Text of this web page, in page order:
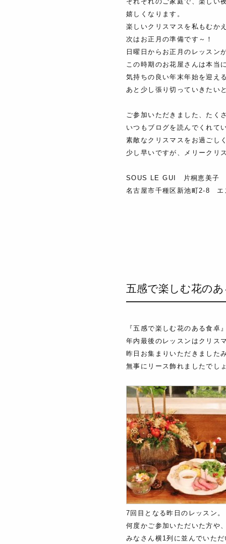
それぞれのご家庭で、楽しい
嬉しくなります。
楽しいクリスマスを私もむか
次はお正月の準備です～！
日曜日からお正月のレッスン
この時期のお花屋さんは本当
気持ちの良い年末年始を迎え
あと少し張り切っていきたい
ご参加いただきました、たく
いつもブログを読んでくれて
素敵なクリスマスをお過ごし
少し早いですが、メリークリ
SOUS LE GUI 片桐恵美子
名古屋市千種区新池町2-8 エ
五感で楽しむ花の
『五感で楽しむ花のある食卓
年内最後のレッスンはクリス
昨日お集まりいただきました
無事にリース飾れましたでし
7回目となる昨日のレッスン。
何度かご参加いただいた方や
みなさん横1列に並んでいた